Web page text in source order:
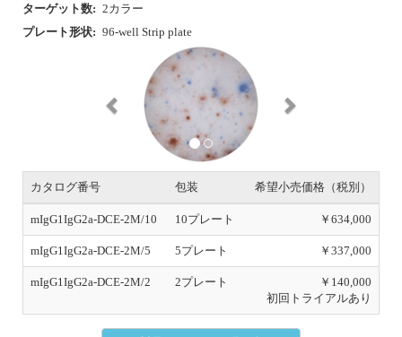
ターゲット数: 2カラー
プレート形状: 96-well Strip plate
v
s
t
カタログ番号 包装 希望小売価格（税別）
mIgG1IgG2a-DCE-2M/10 10プレート ￥634,000
mIgG1IgG2a-DCE-2M/5 5プレート ￥337,000
mIgG1IgG2a-DCE-2M/2 2プレート
￥140,000
初回トライアルあり